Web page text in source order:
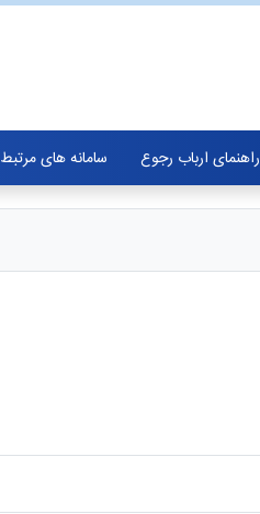
راهنمای ارباب رجوع سامانه های مرتبط